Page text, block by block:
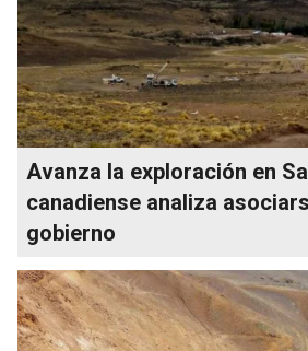
Avanza la exploración en
canadiense analiza
gobierno